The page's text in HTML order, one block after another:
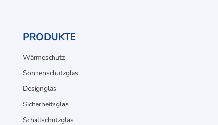
PRODUKTE
Wärmeschutz
Sonnenschutzglas
Designglas
Sicherheitsglas
Schallschutzglas